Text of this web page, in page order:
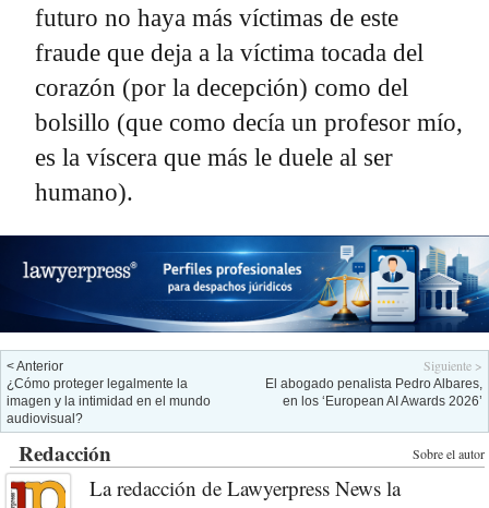
futuro no haya más víctimas de este
fraude que deja a la víctima tocada del
corazón (por la decepción) como del
bolsillo (que como decía un profesor mío,
es la víscera que más le duele al ser
humano).
< Anterior
¿Cómo proteger legalmente la
imagen y la intimidad en el mundo
audiovisual?
Siguiente >
El abogado penalista Pedro Albares,
en los ‘European AI Awards 2026’
Sobre el autor
Redacción
La redacción de Lawyerpress News la